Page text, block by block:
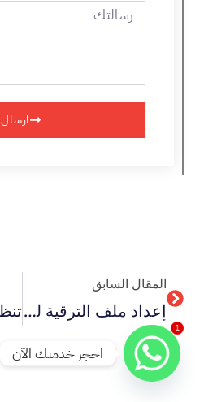
رسالتك
ارسال
المقال السابق
إعداد ملف الترقية لعام 2026 لأعضاء هيئة التدريس للجامعات العربية
1
احجز خدمتك الآن